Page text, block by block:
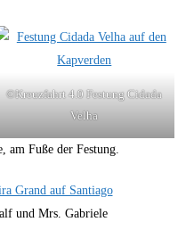
©Kreuzfahrt 4.0 Festung Cidada
Velha
am Fuße der Festung.
und Mrs. Gabriele